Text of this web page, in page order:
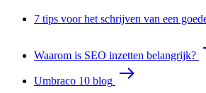
7 tips voor het schrijven van een
Waarom is SEO inzetten belangrijk?
Umbraco 10 blog